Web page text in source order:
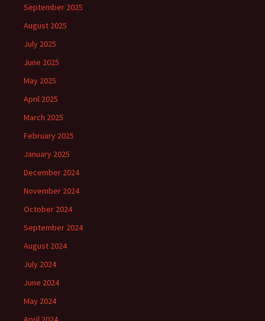
September 2025
August 2025
July 2025
June 2025
May 2025
April 2025
March 2025
February 2025
January 2025
December 2024
November 2024
October 2024
September 2024
August 2024
July 2024
June 2024
May 2024